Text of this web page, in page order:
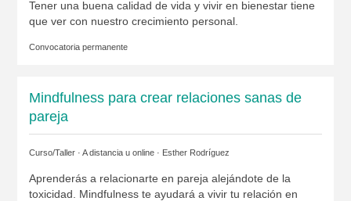
Tener una buena calidad de vida y vivir en bienestar tiene
que ver con nuestro crecimiento personal.
Convocatoria permanente
Mindfulness para crear relaciones sanas de
pareja
Curso/Taller · A distancia u online · Esther Rodríguez
Aprenderás a relacionarte en pareja alejándote de la
toxicidad. Mindfulness te ayudará a vivir tu relación en